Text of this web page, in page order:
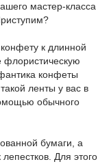
мастер-класса
к длинной
флористическую
конфеты
ленты у вас в
обычного
бумаги, а
Для этого